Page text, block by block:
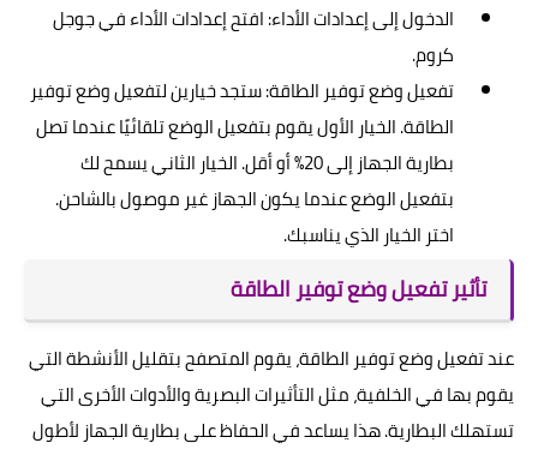
الدخول إلى إعدادات الأداء: افتح إعدادات الأداء في جوجل
كروم.
تفعيل وضع توفير الطاقة: ستجد خيارين لتفعيل وضع توفير
الطاقة. الخيار الأول يقوم بتفعيل الوضع تلقائيًا عندما تصل
بطارية الجهاز إلى 20% أو أقل. الخيار الثاني يسمح لك
بتفعيل الوضع عندما يكون الجهاز غير موصول بالشاحن.
اختر الخيار الذي يناسبك.
تأثير تفعيل وضع توفير الطاقة
عند تفعيل وضع توفير الطاقة، يقوم المتصفح بتقليل الأنشطة التي
يقوم بها في الخلفية، مثل التأثيرات البصرية والأدوات الأخرى التي
تستهلك البطارية. هذا يساعد في الحفاظ على بطارية الجهاز لأطول